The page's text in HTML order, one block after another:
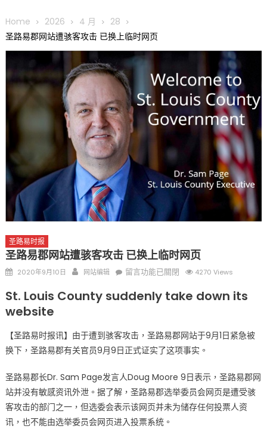
Home 2026 4 月
28
圣路易郡网站遭骇客攻击 已换上临时网页
圣路易时报
圣路易郡网站遭骇客攻击 已换上临时网页
Posted
2020年9月10日 Author
网站编辑
在
路
网
站
骇
客
攻
击
留言功能已關閉 4270 Views
St. Louis County suddenly take down its
website
【圣路易时报讯】由于遭到骇客攻击，圣路易郡网站于9月1日紧急被
换下，圣路易郡有关官员9月9日正式证实了这项事实。
圣路易郡长Dr. Sam Page发言人Doug Moore 9日表示，圣路易郡网
站并没有敏感资讯外泄。据了解，圣路易郡选举委员会网页是遭受骇
客攻击的部门之一，但选委会表示该网页并未为储存任何投票人资
讯，也不能由选举委员会网页进入投票系统。